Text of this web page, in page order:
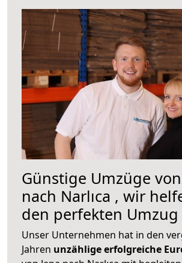
Günstige Umzüge von
nach Narlıca , wir
den perfekten Umzug
Unser Unternehmen hat in den
Jahren unzählige erfolgreiche